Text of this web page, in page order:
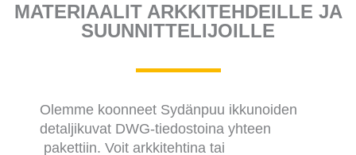
MATERIAALIT ARKKITEHDEILLE JA
SUUNNITTELIJOILLE
Olemme koonneet Sydänpuu ikkunoiden
detaljikuvat DWG-tiedostoina yhteen
pakettiin. Voit arkkitehtina tai